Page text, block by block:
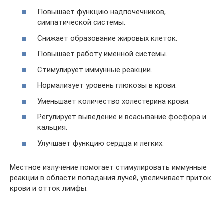
Повышает функцию надпочечников,
симпатической системы.
Снижает образование жировых клеток.
Повышает работу именной системы.
Стимулирует иммунные реакции.
Нормализует уровень глюкозы в крови.
Уменьшает количество холестерина крови.
Регулирует выведение и всасывание фосфора и
кальция.
Улучшает функцию сердца и легких.
Местное излучение помогает стимулировать иммунные
реакции в области попадания лучей, увеличивает приток
крови и отток лимфы.